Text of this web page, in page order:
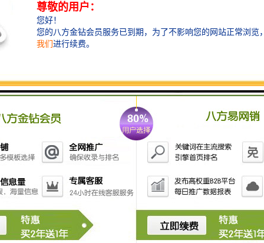
12分钟到达深圳北站、15分钟到达中国香
港，35分钟到达深圳宝安机场、37分钟到达
广州。
广深港高铁：距亚洲较大综合交通枢纽-福
田站仅700米
红荔路
地铁线：地铁1号线（香蜜湖站）、2号线
（莲花西站）3号线（福田站）